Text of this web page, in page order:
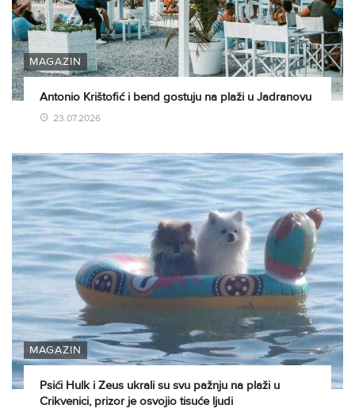
MAGAZIN
Antonio Krištofić i bend gostuju na plaži u Jadranovu
23.07.2026
MAGAZIN
Psići Hulk i Zeus ukrali su svu pažnju na plaži u
Crikvenici, prizor je osvojio tisuće ljudi